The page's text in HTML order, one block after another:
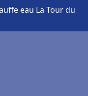
eau La Tour du